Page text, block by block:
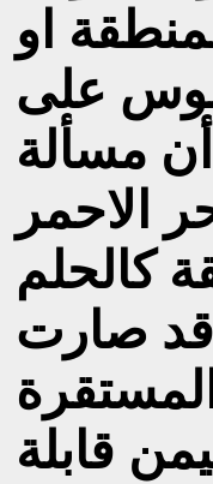
او
على
مسألة
الاحمر
کالحلم
قد صارت
قابلة